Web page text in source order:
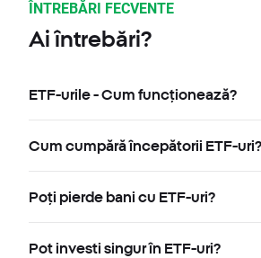
ÎNTREBĂRI FECVENTE
Ai întrebări?
ETF-urile - Cum funcționează?
Cum cumpără începătorii ETF-uri?
Poți pierde bani cu ETF-uri?
Pot investi singur în ETF-uri?